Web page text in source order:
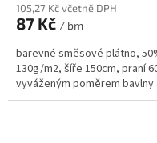
105,27 Kč včetně DPH
87 Kč / bm
barevné směsové plátno,
130g/m2, šíře 150cm, praní
vyváženým poměrem